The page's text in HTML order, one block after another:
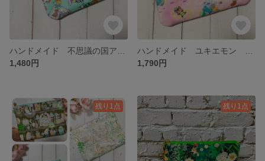
1,480円
1,790円
残り1点 残り1点